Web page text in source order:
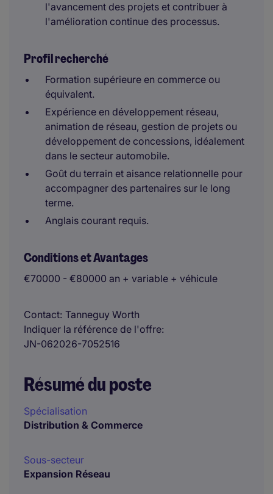
l'avancement des projets et contribuer à
l'amélioration continue des processus.
Profil recherché
Formation supérieure en commerce ou
équivalent.
Expérience en développement réseau,
animation de réseau, gestion de projets ou
développement de concessions, idéalement
dans le secteur automobile.
Goût du terrain et aisance relationnelle pour
accompagner des partenaires sur le long
terme.
Anglais courant requis.
Conditions et Avantages
€70000 - €80000 an + variable + véhicule
Contact Tanneguy Worth
Indiquer la référence de l'offre
JN-062026-7052516
Résumé du poste
Spécialisation
Distribution & Commerce
Sous-secteur
Expansion Réseau